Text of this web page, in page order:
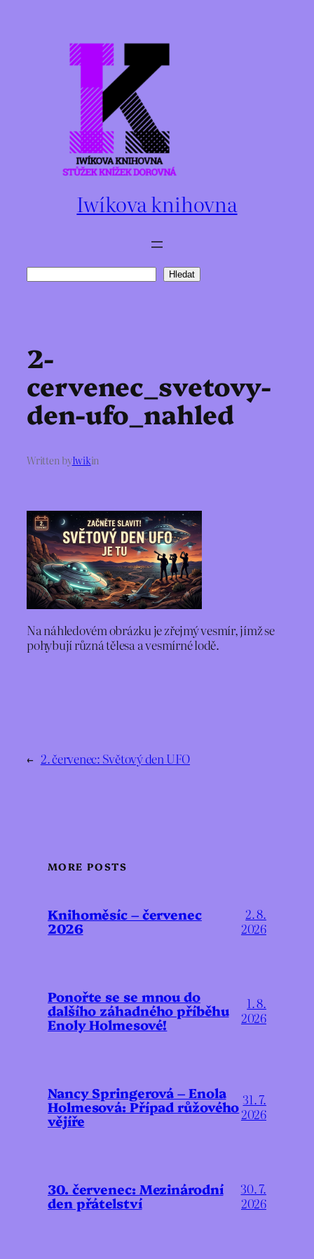
Iwíkova knihovna
Hledat
2-
cervenec_svetovy-
den-ufo_nahled
Written byIwikin
Na náhledovém obrázku je zřejmý vesmír, jímž se
pohybují různá tělesa a vesmírné lodě.
← 2. červenec: Světový den UFO
MORE POSTS
Knihoměsíc – červenec
2026
2. 8.
2026
Ponořte se se mnou do
dalšího záhadného příběhu
Enoly Holmesové!
1. 8.
2026
Nancy Springerová – Enola
Holmesová: Případ růžového
vějíře
31. 7.
2026
30. červenec: Mezinárodní
den přátelství
30. 7.
2026